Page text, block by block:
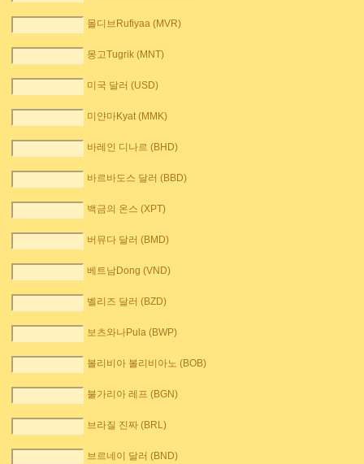
몰디브Rufiyaa (MVR)
몽고Tugrik (MNT)
미국 달러 (USD)
미얀마Kyat (MMK)
바레인 디나르 (BHD)
바르바도스 달러 (BBD)
백금의 온스 (XPT)
버뮤다 달러 (BMD)
베트남Dong (VND)
벨리즈 달러 (BZD)
보츠와나Pula (BWP)
볼리비아 볼리비아노 (BOB)
불가리아 레프 (BGN)
브라질 진짜 (BRL)
브르네이 달러 (BND)